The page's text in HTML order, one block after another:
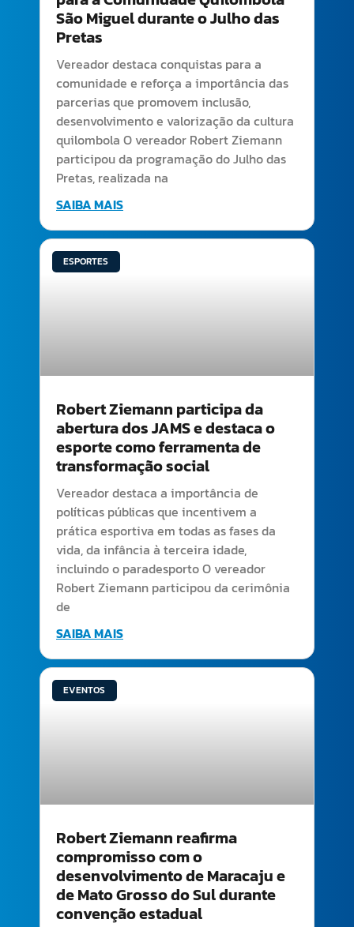
São Miguel durante o Julho das
Pretas
Vereador destaca conquistas para a
comunidade e reforça a importância das
parcerias que promovem inclusão,
desenvolvimento e valorização da cultura
quilombola O vereador Robert Ziemann
participou da programação do Julho das
Pretas, realizada na
SAIBA MAIS
ESPORTES
Robert Ziemann participa da
abertura dos JAMS e destaca o
esporte como ferramenta de
transformação social
Vereador destaca a importância de
políticas públicas que incentivem a
prática esportiva em todas as fases da
vida, da infância à terceira idade,
incluindo o paradesporto O vereador
Robert Ziemann participou da cerimônia
de
SAIBA MAIS
EVENTOS
Robert Ziemann reafirma
compromisso com o
desenvolvimento de Maracaju e
de Mato Grosso do Sul durante
convenção estadual